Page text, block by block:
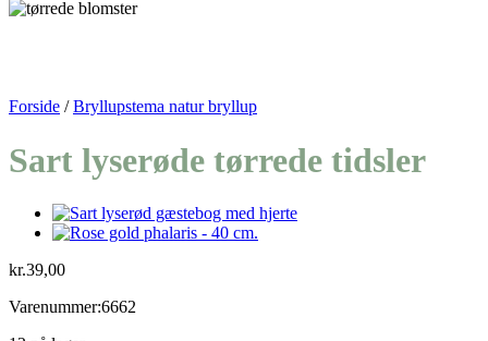
Forside / Bryllupstema natur bryllup
Sart lyserøde tørrede tidsler
kr.39,00
Varenummer:6662